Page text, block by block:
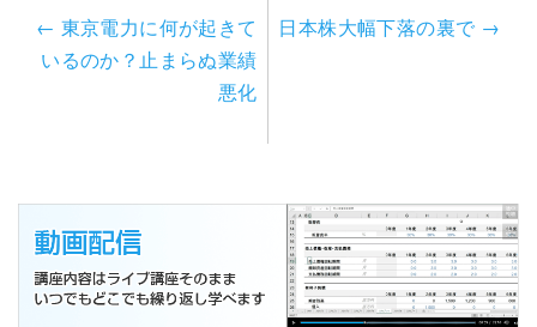
← 東京電力に何が起きて
いるのか？止まらぬ業績
悪化
日本株大幅下落の裏で →